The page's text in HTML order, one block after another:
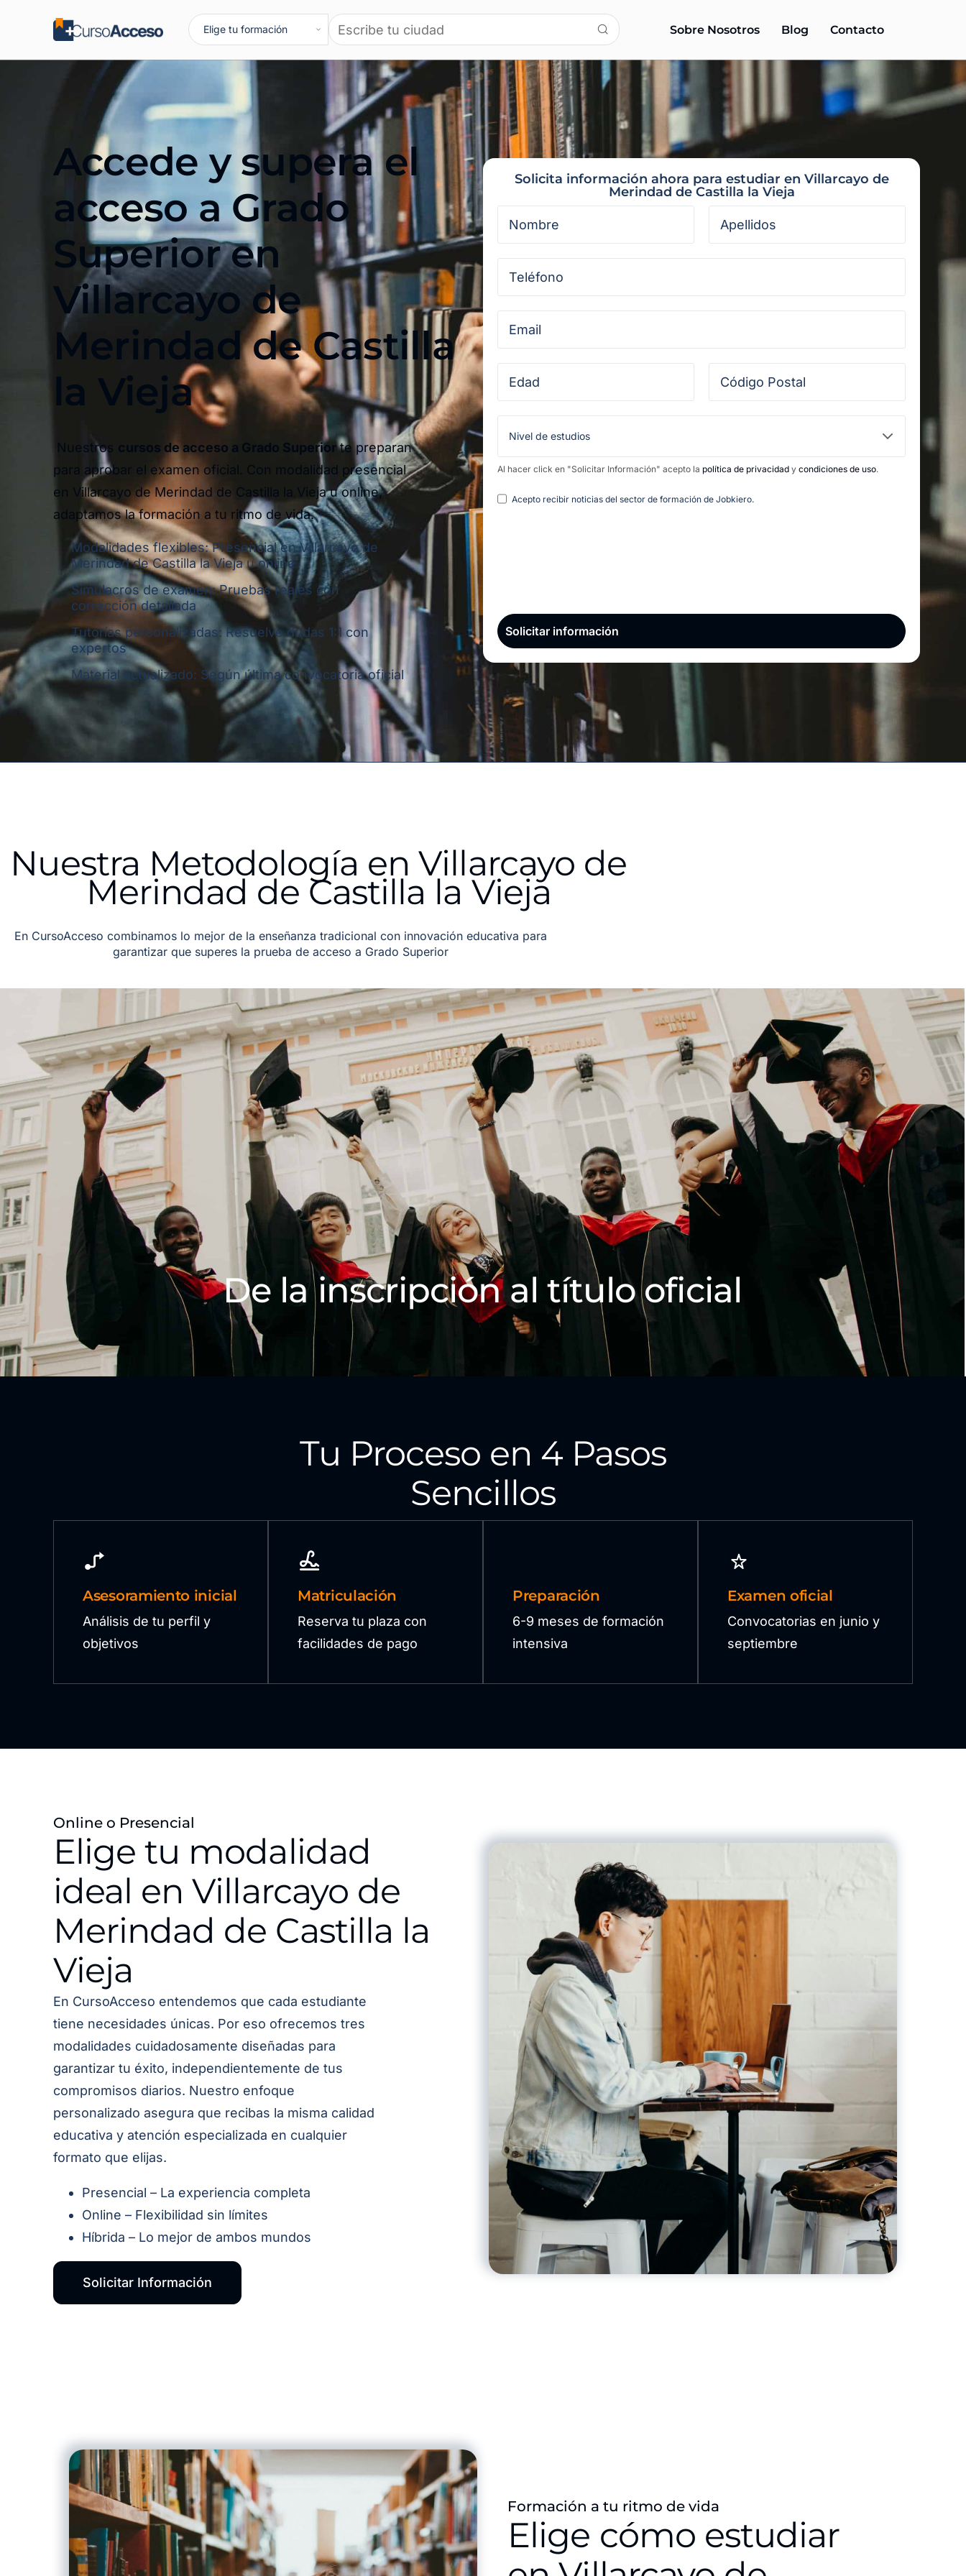
Sobre Nosotros Blog Contacto
Accede y supera el
acceso a Grado
Superior en
Villarcayo de
Merindad de Castilla
la Vieja​
Nuestros cursos de acceso a Grado Superiorte preparan
para aprobar el examen oficial. Con modalidad presencial
en Villarcayo de Merindad de Castilla la Vieja u online,
adaptamos la formación a tu ritmo de vida.
Modalidades flexibles: Presencial en Villarcayo de
Merindad de Castilla la Vieja u online
Simulacros de examen: Pruebas reales con
corrección detallada
Tutorías personalizadas: Resuelve dudas 1:1 con
expertos
Material actualizado: Según última convocatoria oficial
Solicita información ahora para estudiar en Villarcayo de
Merindad de Castilla la Vieja
Al hacer click en "Solicitar Información" acepto la política de privacidad y condiciones de uso.
Acepto recibir noticias del sector de formación de Jobkiero.
Nuestra Metodología en Villarcayo de
Merindad de Castilla la Vieja
En CursoAcceso combinamos lo mejor de la enseñanza tradicional con innovación educativa para
garantizar que superes la prueba de acceso a Grado Superior
De la inscripción al título oficial
Tu Proceso en 4 Pasos
Sencillos
Asesoramiento inicial
Análisis de tu perfil y
objetivos
Matriculación
Reserva tu plaza con
facilidades de pago
Preparación
6-9 meses de formación
intensiva
Examen oficial
Convocatorias en junio y
septiembre
Online o Presencial
Elige tu modalidad
ideal en Villarcayo de
Merindad de Castilla la
Vieja
En CursoAcceso entendemos que cada estudiante
tiene necesidades únicas. Por eso ofrecemos tres
modalidades cuidadosamente diseñadas para
garantizar tu éxito, independientemente de tus
compromisos diarios. Nuestro enfoque
personalizado asegura que recibas la misma calidad
educativa y atención especializada en cualquier
formato que elijas.
Presencial – La experiencia completa
Online – Flexibilidad sin límites
Híbrida – Lo mejor de ambos mundos
Solicitar Información
Formación a tu ritmo de vida
Elige cómo estudiar